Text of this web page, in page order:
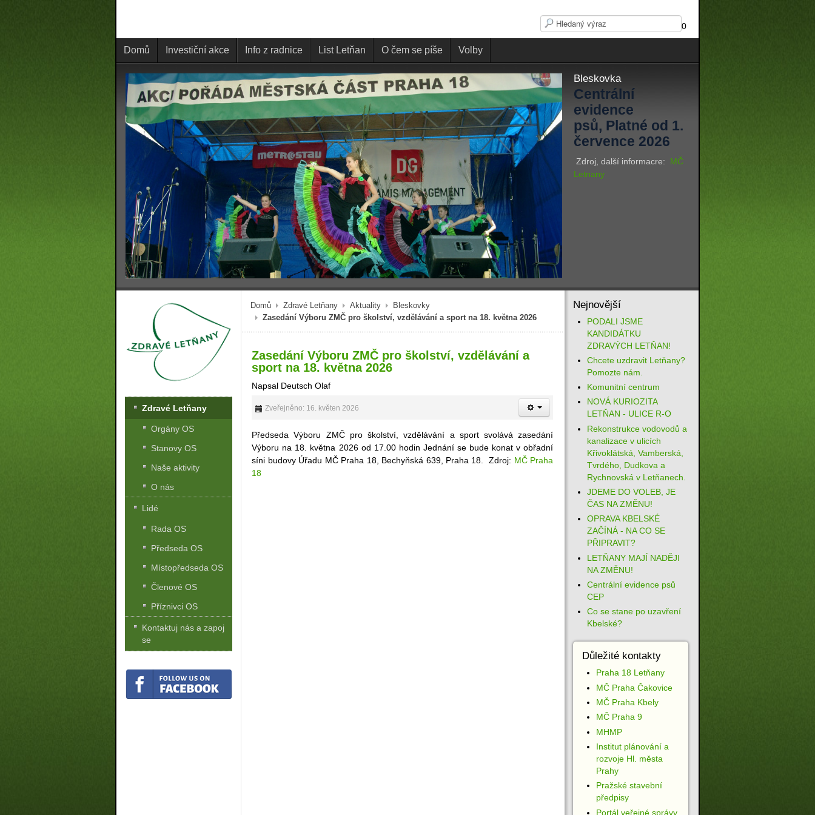
0
Domů Investiční akce Info z radnice List Letňan O čem se píše Volby
Bleskovka
Centrální
evidence
psů, Platné od 1.
července 2026
Zdroj, další informacre: MČ
Letnany
Domů Zdravé Letňany Aktuality
Bleskovky
Zasedání Výboru ZMČ pro školství, vzdělávání a sport na 18. května 2026
Zasedání Výboru ZMČ pro školství, vzdělávání a
sport na 18. května 2026
Napsal Deutsch Olaf
Zveřejněno: 16. květen 2026
Předseda Výboru ZMČ pro školství, vzdělávání a sport svolává zasedání
Výboru na 18. května 2026 od 17.00 hodin Jednání se bude konat v obřadní
síni budovy Úřadu MČ Praha 18, Bechyňská 639, Praha 18. Zdroj: MČ Praha
18
Zdravé Letňany
Orgány OS
Stanovy OS
Naše aktivity
O nás
Lidé
Rada OS
Předseda OS
Místopředseda OS
Členové OS
Příznivci OS
Kontaktuj nás a zapoj
se
Nejnovější
PODALI JSME
KANDIDÁTKU
ZDRAVÝCH LETŇAN!
Chcete uzdravit Letňany?
Pomozte nám.
Komunitní centrum
NOVÁ KURIOZITA
LETŇAN - ULICE R-O
Rekonstrukce vodovodů a
kanalizace v ulicích
Křivoklátská, Vamberská,
Tvrdého, Dudkova a
Rychnovská v Letňanech.
JDEME DO VOLEB, JE
ČAS NA ZMĚNU!
OPRAVA KBELSKÉ
ZAČÍNÁ - NA CO SE
PŘIPRAVIT?
LETŇANY MAJÍ NADĚJI
NA ZMĚNU!
Centrální evidence psů
CEP
Co se stane po uzavření
Kbelské?
Důležité kontakty
Praha 18 Letňany
MČ Praha Čakovice
MČ Praha Kbely
MČ Praha 9
MHMP
Institut plánování a
rozvoje Hl. města
Prahy
Pražské stavební
předpisy
Portál veřejné správy